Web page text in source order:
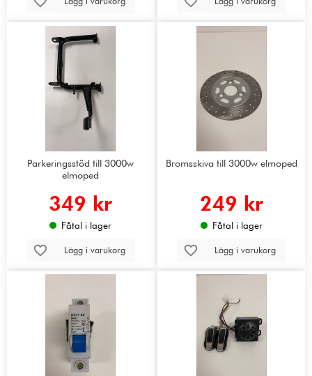
Parkeringsstöd till 3000w
elmoped
349 kr
Fåtal i lager
Lägg i varukorg
Bromsskiva till 3000w elmoped
249 kr
Fåtal i lager
Lägg i varukorg